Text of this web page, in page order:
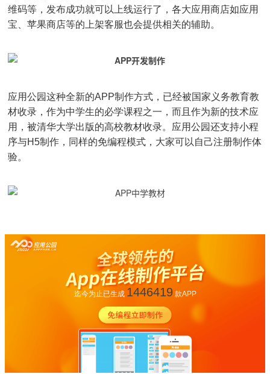
维码等，发布成功就可以上线运行了，各大应用商店如应用
宝、苹果商店等的上架客服也会提供相关的辅助。
应用公园这种全新的APP制作方式，已经被国家义务教育教
材收录，作为中学生的必学课程之一，而且作为新的技术应
用，被清华大学出版的高校教材收录。应用公园还支持小程
序与H5制作，同样的免编程模式，大家可以自己注册制作体
验。
迄今为止已生成 1446419款APP